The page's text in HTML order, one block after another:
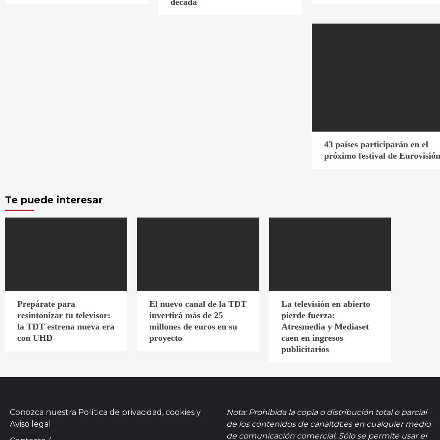
década
43 países participarán en el
próximo festival de Eurovisión
Te puede interesar
Prepárate para
resintonizar tu televisor:
la TDT estrena nueva era
con UHD
El nuevo canal de la TDT
invertirá más de 25
millones de euros en su
proyecto
La televisión en abierto
pierde fuerza:
Atresmedia y Mediaset
caen en ingresos
publicitarios
Conozca nuestra Política de privacidad, cookies y
Aviso legal
Nota: Prohibida la copia o distribución total o parcial
de los contenidos de canaltdt.es en cualquier medio
de comunicación comercial. Sólo se permite usar el